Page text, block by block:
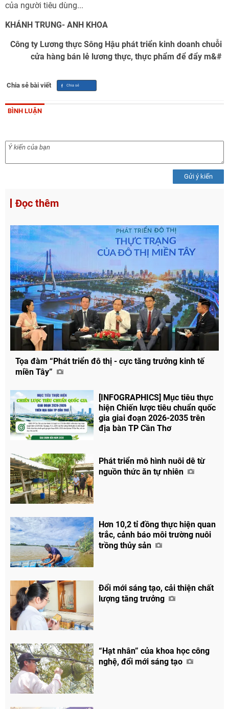
của người tiêu dùng...
KHÁNH TRUNG- ANH KHOA
Công ty Lương thực Sông Hậu phát triển kinh doanh chuỗi
cửa hàng bán lẻ lương thực, thực phẩm để đẩy m&#
Chia sẻ bài viết
BÌNH LUẬN
Gửi ý kiến
Đọc thêm
Tọa đàm “Phát triển đô thị - cực tăng trưởng kinh tế
miền Tây”
[INFOGRAPHICS] Mục tiêu thực
hiện Chiến lược tiêu chuẩn quốc
gia giai đoạn 2026-2035 trên
địa bàn TP Cần Thơ
Phát triển mô hình nuôi dê từ
nguồn thức ăn tự nhiên
Hơn 10,2 tỉ đồng thực hiện quan
trắc, cảnh báo môi trường nuôi
trồng thủy sản
Đổi mới sáng tạo, cải thiện chất
lượng tăng trưởng
“Hạt nhân” của khoa học công
nghệ, đổi mới sáng tạo